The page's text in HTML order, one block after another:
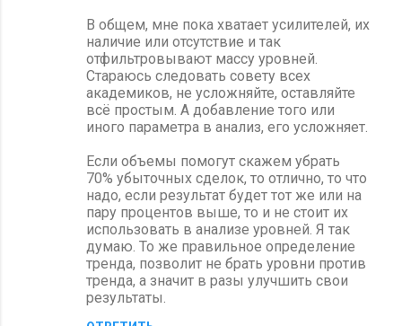
В общем, мне пока хватает усилителей, их
наличие или отсутствие и так
отфильтровывают массу уровней.
Стараюсь следовать совету всех
академиков, не усложняйте, оставляйте
всё простым. А добавление того или
иного параметра в анализ, его усложняет.
Если объемы помогут скажем убрать
70% убыточных сделок, то отлично, то что
надо, если результат будет тот же или на
пару процентов выше, то и не стоит их
использовать в анализе уровней. Я так
думаю. То же правильное определение
тренда, позволит не брать уровни против
тренда, а значит в разы улучшить свои
результаты.